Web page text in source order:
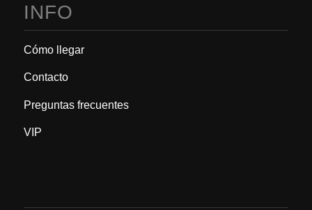
INFO
Cómo llegar
Contacto
Preguntas frecuentes
VIP